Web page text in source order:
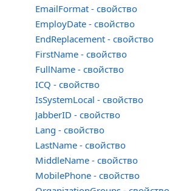
EmailFormat - свойство
EmployDate - свойство
EndReplacement - свойство
FirstName - свойство
FullName - свойство
ICQ - свойство
IsSystemLocal - свойство
JabberID - свойство
Lang - свойство
LastName - свойство
MiddleName - свойство
MobilePhone - свойство